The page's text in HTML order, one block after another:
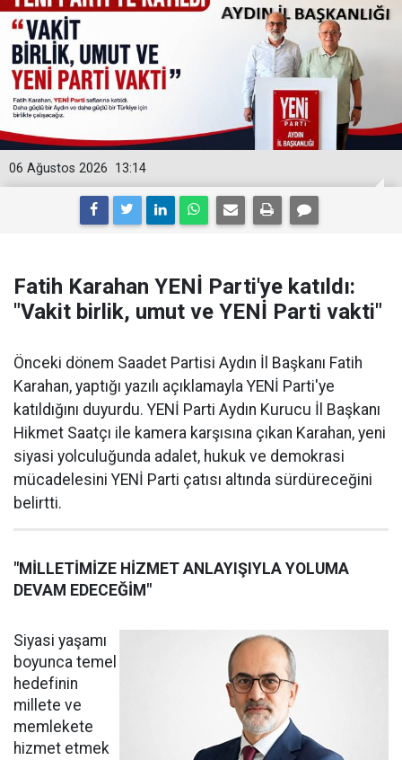
13:14
06 Ağustos 2026
Fatih Karahan YENİ Parti'ye katıldı:
"Vakit birlik, umut ve YENİ Parti vakti"
Önceki dönem Saadet Partisi Aydın İl Başkanı Fatih
Karahan, yaptığı yazılı açıklamayla YENİ Parti'ye
katıldığını duyurdu. YENİ Parti Aydın Kurucu İl Başkanı
Hikmet Saatçı ile kamera karşısına çıkan Karahan, yeni
siyasi yolculuğunda adalet, hukuk ve demokrasi
mücadelesini YENİ Parti çatısı altında sürdüreceğini
belirtti.
"MİLLETİMİZE HİZMET ANLAYIŞIYLA YOLUMA
DEVAM EDECEĞİM"
Siyasi yaşamı
boyunca temel
hedefinin
millete ve
memlekete
hizmet etmek